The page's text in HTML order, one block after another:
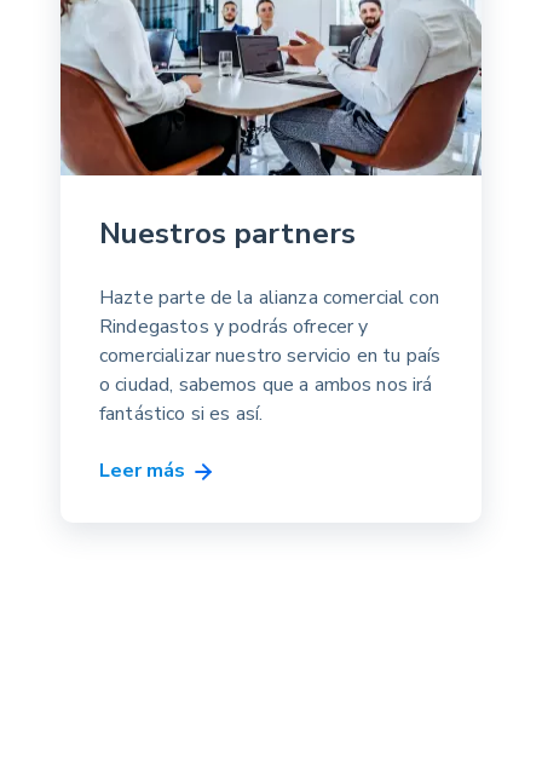
Nuestros partners
Hazte parte de la alianza comercial con
Rindegastos y podrás ofrecer y
comercializar nuestro servicio en tu país
o ciudad, sabemos que a ambos nos irá
fantástico si es así.
Leer más